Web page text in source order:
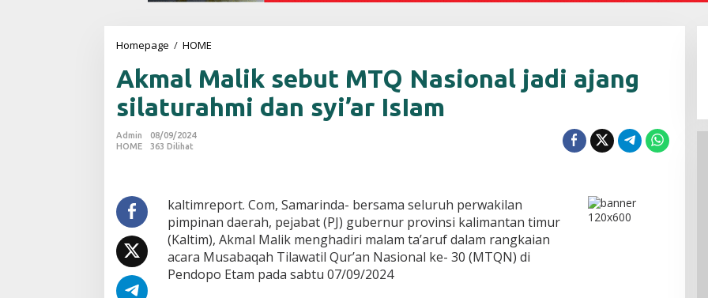
Homepage / HOME
m
a
l
M
e
b
u
t
M
T
Akmal Malik sebut MTQ Nasional jadi ajang
silaturahmi dan syi’ar IsIam
Admin
08/09/2024
HOME
363 Dilihat
kaltimreport. Com, Samarinda- bersama seluruh perwakilan
pimpinan daerah, pejabat (PJ) gubernur provinsi kalimantan timur
(Kaltim), Akmal Malik menghadiri malam ta’aruf dalam rangkaian
acara Musabaqah Tilawatil Qur’an Nasional ke- 30 (MTQN) di
Pendopo Etam pada sabtu 07/09/2024